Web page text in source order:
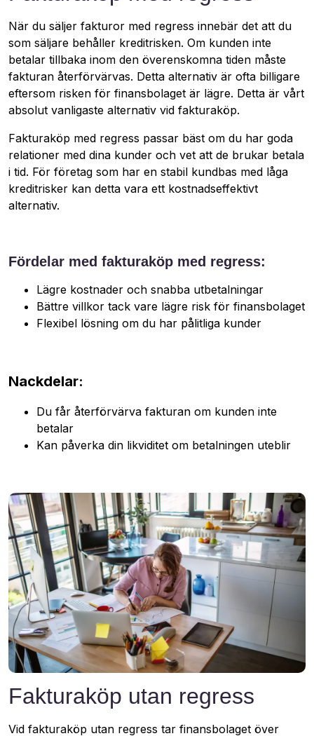
När du säljer fakturor med regress innebär det att du
som säljare behåller kreditrisken. Om kunden inte
betalar tillbaka inom den överenskomna tiden måste
fakturan återförvärvas. Detta alternativ är ofta billigare
eftersom risken för finansbolaget är lägre. Detta är vårt
absolut vanligaste alternativ vid fakturaköp.
Fakturaköp med regress passar bäst om du har goda
relationer med dina kunder och vet att de brukar betala
i tid. För företag som har en stabil kundbas med låga
kreditrisker kan detta vara ett kostnadseffektivt
alternativ.
Fördelar med fakturaköp med regress:
Lägre kostnader och snabba utbetalningar
Bättre villkor tack vare lägre risk för finansbolaget
Flexibel lösning om du har pålitliga kunder
Nackdelar:
Du får återförvärva fakturan om kunden inte
betalar
Kan påverka din likviditet om betalningen uteblir
Fakturaköp utan regress
Vid fakturaköp utan regress tar finansbolaget över